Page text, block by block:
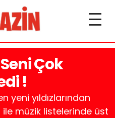
Çok
!
yeni yıldızlarından
ile müzik listelerinde üst